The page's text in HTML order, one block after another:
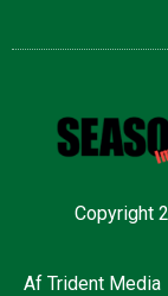
Copyright
Af Trident Media